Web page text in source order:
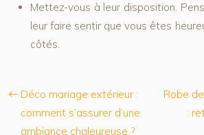
Mettez-vous à leur disposition.
leur faire sentir que vous êtes
côtés.
Déco mariage extérieur :
comment s’assurer d’une
ambiance chaleureuse ?
Robe
: